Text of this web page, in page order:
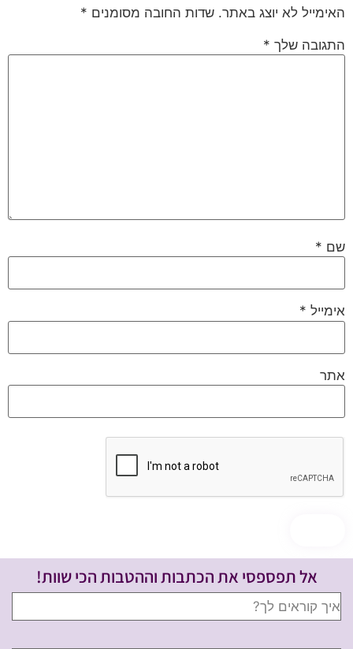
האימייל לא יוצג באתר. שדות החובה מסומנים *
התגובה שלך *
שם *
אימייל *
אתר
אל תפספסי את הכתבות וההטבות הכי שוות!